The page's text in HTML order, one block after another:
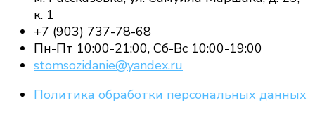
к. 1
+7 (903) 737-78-68
Пн-Пт 10:00-21:00, Сб-Вс 10:00-19:00
stomsozidanie@yandex.ru
Политика обработки персональных данных